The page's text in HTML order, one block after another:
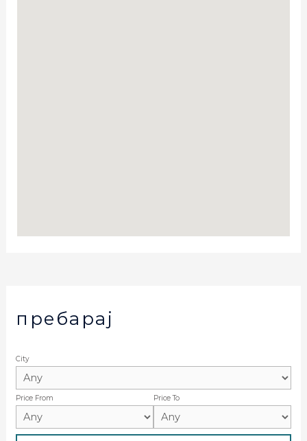
пребарај
City
Price From Price To